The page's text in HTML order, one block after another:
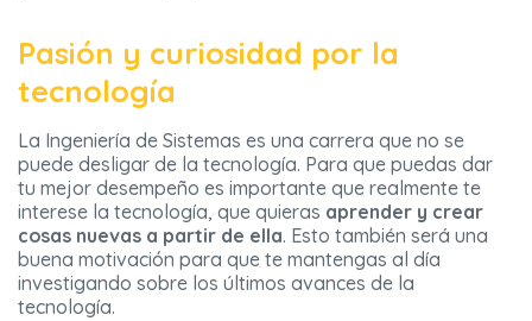
Pasión y curiosidad por la
tecnología
La Ingeniería de Sistemas es una carrera que no se
puede desligar de la tecnología. Para que puedas dar
tu mejor desempeño es importante que realmente te
interese la tecnología, que quieras aprender y crear
cosas nuevas a partir de ella. Esto también será una
buena motivación para que te mantengas al día
investigando sobre los últimos avances de la
tecnología.